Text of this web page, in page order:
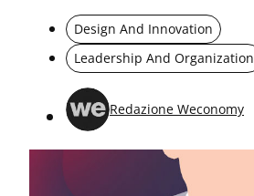
Design And Innovation
Leadership And Organization
Redazione Weconomy